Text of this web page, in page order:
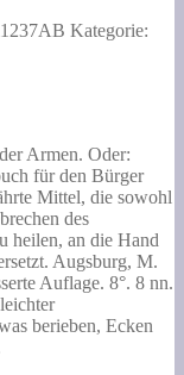
Kategorie:
Armen. Oder:
für den Bürger
Mittel, die sowohl
des
heilen, an die Hand
Augsburg, M.
Auflage. 8°. 8 nn.
berieben, Ecken